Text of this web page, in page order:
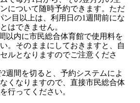
について随時予約できます。ただ
ン目以上は、利用日の1週間前にな
はできません。
以内に市民総合体育館で使用料を
。そのままにしておきますと、自
ルとなりますのでご注意くださ
週間を切ると、予約システムによ
くなりますので、直接市民総合体
行ってください。